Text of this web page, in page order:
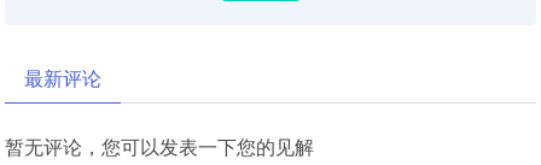
最新评论
暂无评论，您可以发表一下您的见解